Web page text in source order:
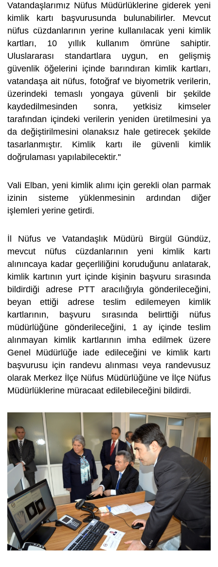
Vatandaşlarımız Nüfus Müdürlüklerine giderek yeni
kimlik kartı başvurusunda bulunabilirler. Mevcut
nüfus cüzdanlarının yerine kullanılacak yeni kimlik
kartları, 10 yıllık kullanım ömrüne sahiptir.
Uluslararası standartlara uygun, en gelişmiş
güvenlik öğelerini içinde barındıran kimlik kartları,
vatandaşa ait nüfus, fotoğraf ve biyometrik verilerin,
üzerindeki temaslı yongaya güvenli bir şekilde
kaydedilmesinden sonra, yetkisiz kimseler
tarafından içindeki verilerin yeniden üretilmesini ya
da değiştirilmesini olanaksız hale getirecek şekilde
tasarlanmıştır. Kimlik kartı ile güvenli kimlik
doğrulaması yapılabilecektir.''
Vali Elban, yeni kimlik alımı için gerekli olan parmak
izinin sisteme yüklenmesinin ardından diğer
işlemleri yerine getirdi.
İl Nüfus ve Vatandaşlık Müdürü Birgül Gündüz,
mevcut nüfus cüzdanlarının yeni kimlik kartı
alınıncaya kadar geçerliliğini koruduğunu anlatarak,
kimlik kartının yurt içinde kişinin başvuru sırasında
bildirdiği adrese PTT aracılığıyla gönderileceğini,
beyan ettiği adrese teslim edilemeyen kimlik
kartlarının, başvuru sırasında belirttiği nüfus
müdürlüğüne gönderileceğini, 1 ay içinde teslim
alınmayan kimlik kartlarının imha edilmek üzere
Genel Müdürlüğe iade edileceğini ve kimlik kartı
başvurusu için randevu alınması veya randevusuz
olarak Merkez İlçe Nüfus Müdürlüğüne ve İlçe Nüfus
Müdürlüklerine müracaat edilebileceğini bildirdi.